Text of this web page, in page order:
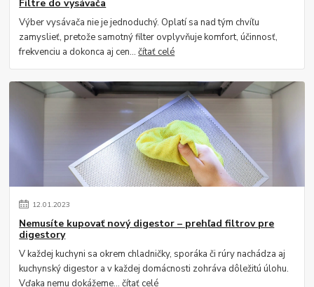
Filtre do vysávača
Výber vysávača nie je jednoduchý. Oplatí sa nad tým chvíľu
zamyslieť, pretože samotný filter ovplyvňuje komfort, účinnosť,
frekvenciu a dokonca aj cen...čítať celé
12.01.2023
Nemusíte kupovať nový digestor – prehľad filtrov pre
digestory
V každej kuchyni sa okrem chladničky, sporáka či rúry nachádza aj
kuchynský digestor a v každej domácnosti zohráva dôležitú úlohu.
Vďaka nemu dokážeme...čítať celé